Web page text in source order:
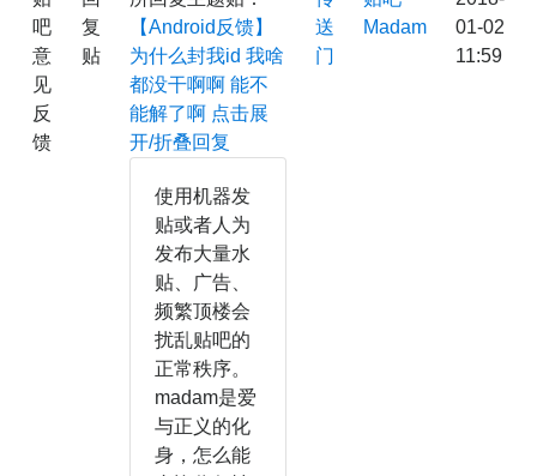
吧
意
见
反
馈
复
贴
【Android反馈】
为什么封我id 我啥
都没干啊啊 能不
能解了啊 点击展
开/折叠回复
使用机器发
贴或者人为
发布大量水
贴、广告、
频繁顶楼会
扰乱贴吧的
正常秩序。
madam是爱
与正义的化
身，怎么能
送
门
Madam
01-02
11:59